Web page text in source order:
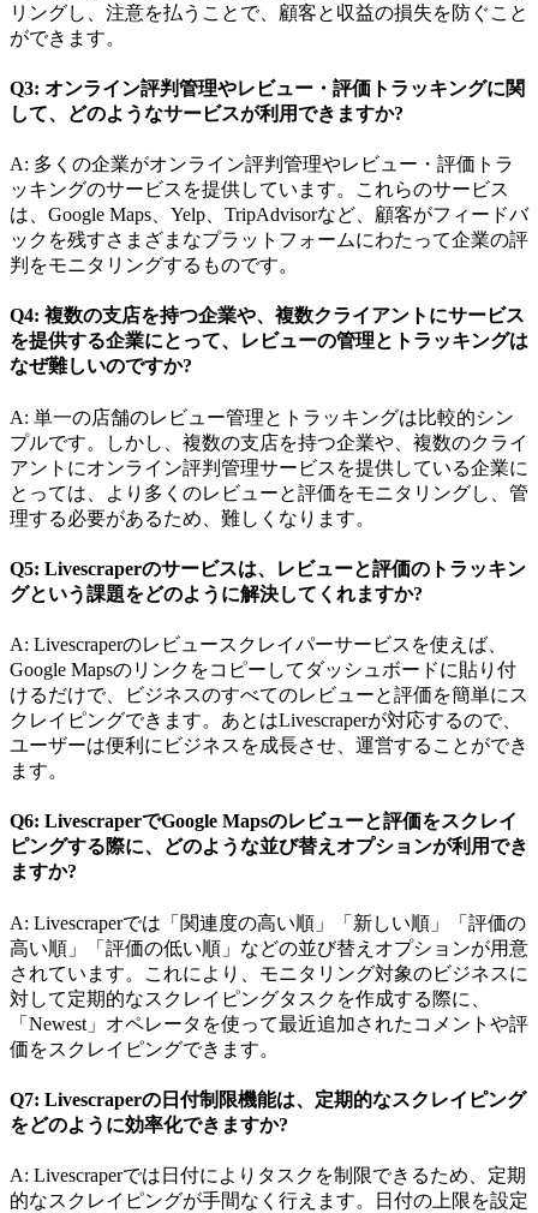
リングし、注意を払うことで、顧客と収益の損失を防ぐこと
ができます。
Q3: オンライン評判管理やレビュー・評価トラッキングに関
して、どのようなサービスが利用できますか?
A: 多くの企業がオンライン評判管理やレビュー・評価トラ
ッキングのサービスを提供しています。これらのサービス
は、Google Maps、Yelp、TripAdvisorなど、顧客がフィードバ
ックを残すさまざまなプラットフォームにわたって企業の評
判をモニタリングするものです。
Q4: 複数の支店を持つ企業や、複数クライアントにサービス
を提供する企業にとって、レビューの管理とトラッキングは
なぜ難しいのですか?
A: 単一の店舗のレビュー管理とトラッキングは比較的シン
プルです。しかし、複数の支店を持つ企業や、複数のクライ
アントにオンライン評判管理サービスを提供している企業に
とっては、より多くのレビューと評価をモニタリングし、管
理する必要があるため、難しくなります。
Q5: Livescraperのサービスは、レビューと評価のトラッキン
グという課題をどのように解決してくれますか?
A: Livescraperのレビュースクレイパーサービスを使えば、
Google Mapsのリンクをコピーしてダッシュボードに貼り付
けるだけで、ビジネスのすべてのレビューと評価を簡単にス
クレイピングできます。あとはLivescraperが対応するので、
ユーザーは便利にビジネスを成長させ、運営することができ
ます。
Q6: LivescraperでGoogle Mapsのレビューと評価をスクレイ
ピングする際に、どのような並び替えオプションが利用でき
ますか?
A: Livescraperでは「関連度の高い順」「新しい順」「評価の
高い順」「評価の低い順」などの並び替えオプションが用意
されています。これにより、モニタリング対象のビジネスに
対して定期的なスクレイピングタスクを作成する際に、
「Newest」オペレータを使って最近追加されたコメントや評
価をスクレイピングできます。
Q7: Livescraperの日付制限機能は、定期的なスクレイピング
をどのように効率化できますか?
A: Livescraperでは日付によりタスクを制限できるため、定期
的なスクレイピングが手間なく行えます。日付の上限を設定